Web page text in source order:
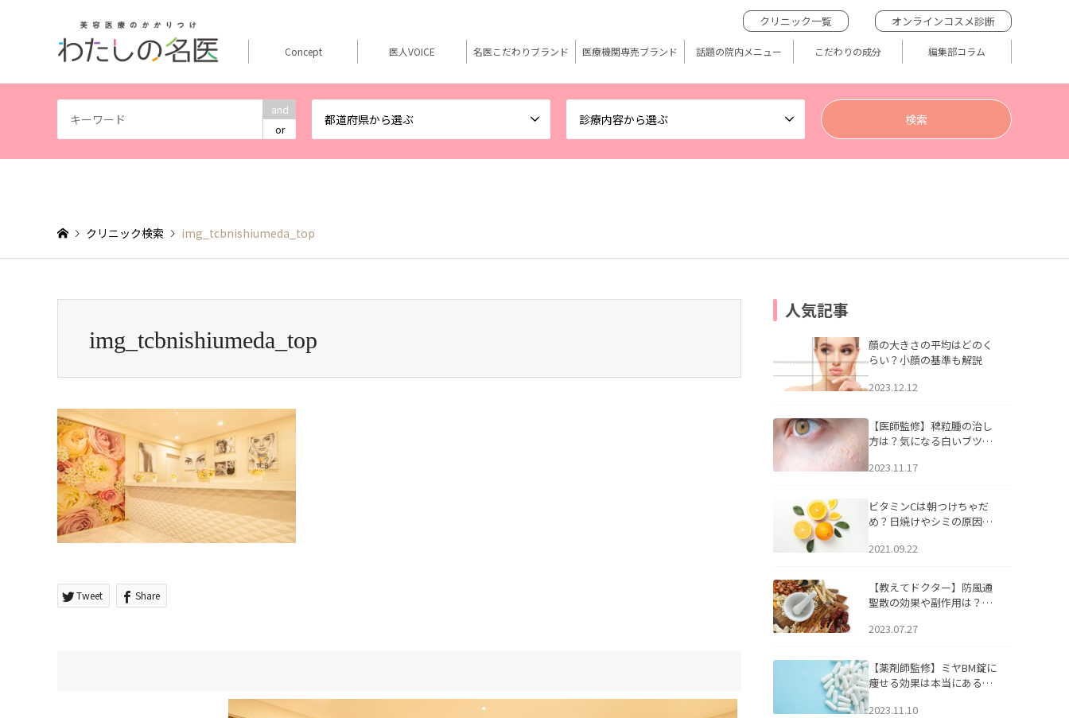
and
or
都道府県から選ぶ 診療内容から選ぶ
クリニック一覧 オンラインコスメ診断
Concept 医人VOICE 名医こだわりブランド 医療機関専売ブランド 話題の院内メニュー こだわりの成分 編集部コラム
クリニック検索 img_tcbnishiumeda_top
img_tcbnishiumeda_top
Tweet Share
人気記事
顔の大きさの平均はどのく
らい？小顔の基準も解説
2023.12.12
【医師監修】稗粒腫の治し
方は？気になる白いブツブ
アについて
2023.11.17
ビタミンCは朝つけちゃだ
め？日焼けやシミの原因に
2021.09.22
【教えてドクター】防風通
聖散の効果や副作用は？長
2023.07.27
【薬剤師監修】ミヤBM錠に
痩せる効果は本当にある
2023.11.10